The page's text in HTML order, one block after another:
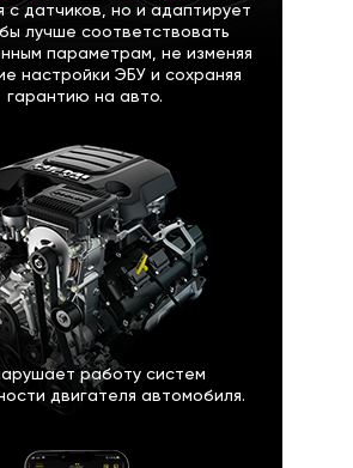
с датчиков, но и адаптирует
лучше соответствовать
параметрам, не изменяя
настройки ЭБУ и сохраняя
гарантию на авто.
работу систем
двигателя автомобиля.